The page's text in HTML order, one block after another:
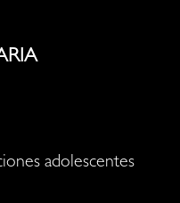
adolescentes